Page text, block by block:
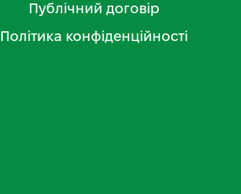
Публічний договір
Політика конфіденційності